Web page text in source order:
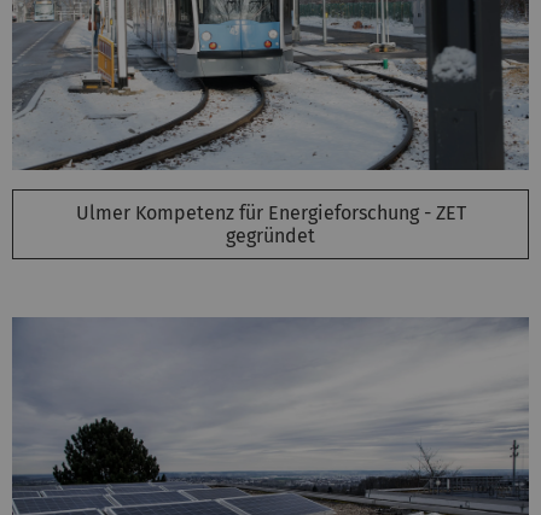
Ulmer Kompetenz für Energieforschung - ZET
gegründet